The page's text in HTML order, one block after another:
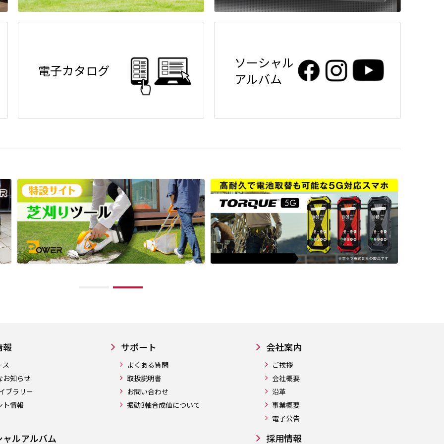
電子カタログ
ソーシャル
アルバム
報
ス
お知らせ
ブラリー
ト情報
ルアルバム
サポート
よくある質問
取扱説明書
お問い合わせ
振動3軸合成値について
会社案内
ご挨拶
会社概要
沿革
事業概要
電子公告
採用情報